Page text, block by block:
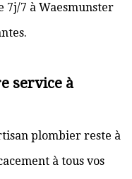
7 à Waesmunster
service à
plombier reste à
à tous vos